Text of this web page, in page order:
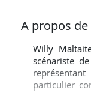
A propos de
Willy
scénariste
particulier